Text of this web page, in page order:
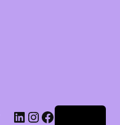
LinkedIn
Instagram
Facebook